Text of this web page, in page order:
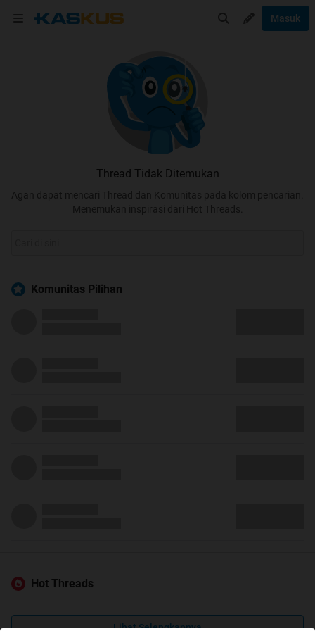
Masuk
Thread Tidak Ditemukan
Agan dapat mencari Thread dan Komunitas pada kolom pencarian.
Menemukan inspirasi dari Hot Threads.
Komunitas Pilihan
Hot Threads
Lihat Selengkapnya